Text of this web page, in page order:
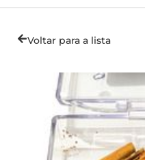
Voltar para a lista